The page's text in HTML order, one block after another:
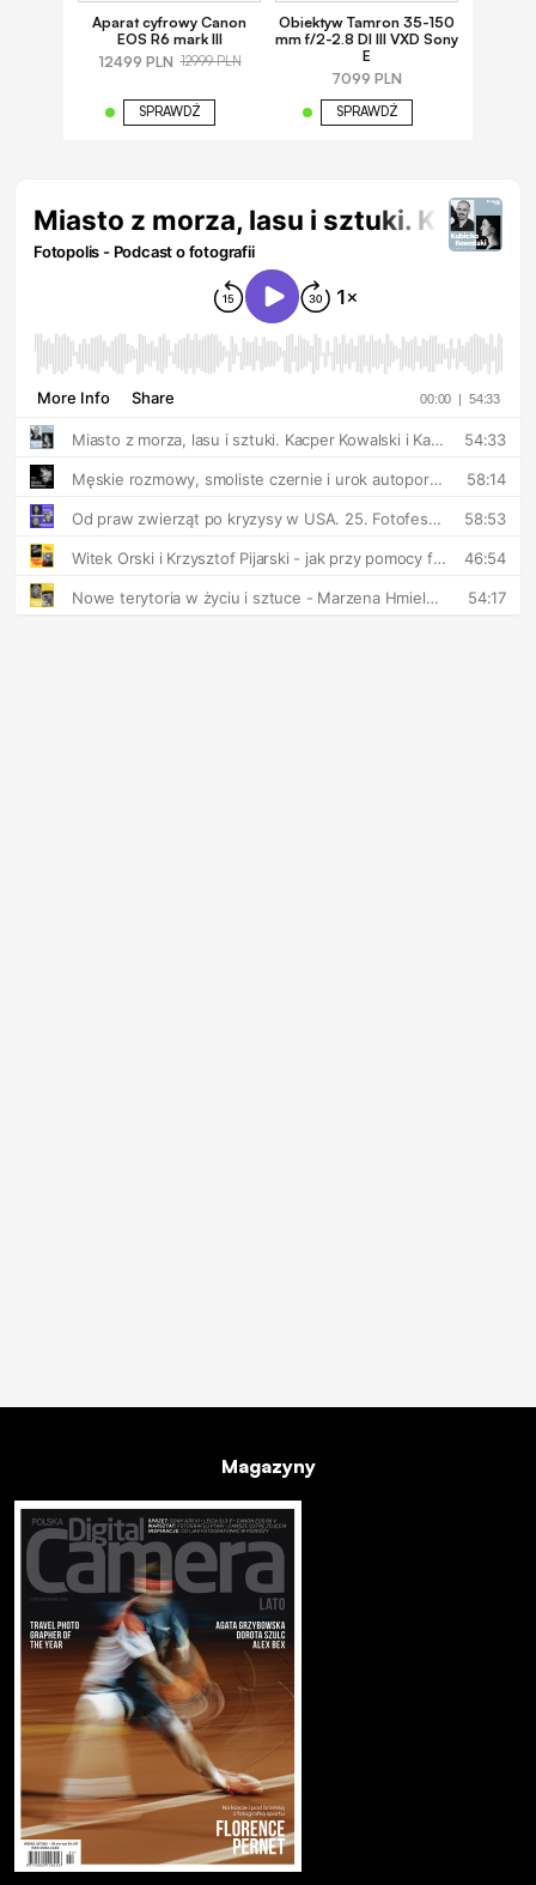
Aparat cyfrowy Canon
EOS R6 mark III
12499 PLN 12999 PLN
SPRAWDŹ
Obiektyw Tamron 35-150
mm f/2-2.8 DI III VXD Sony
E
7099 PLN
SPRAWDŹ
Magazyny